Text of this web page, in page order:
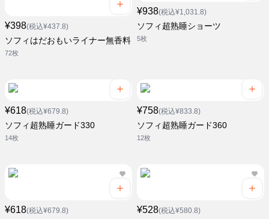
¥398(税込¥437.8)
ソフィはだおもいライナー無香料
72枚
¥938(税込¥1,031.8)
ソフィ超熟睡ショーツ
5枚
¥618(税込¥679.8)
ソフィ超熟睡ガード330
14枚
¥758(税込¥833.8)
ソフィ超熟睡ガード360
12枚
¥618(税込¥679.8) ¥528(税込¥580.8)